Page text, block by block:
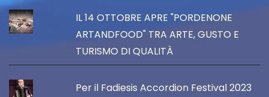
IL 14 OTTOBRE APRE "PORDENONE
ARTANDFOOD" TRA ARTE, GUSTO E
TURISMO DI QUALITÀ
Per il Fadiesis Accordion Festival 2023